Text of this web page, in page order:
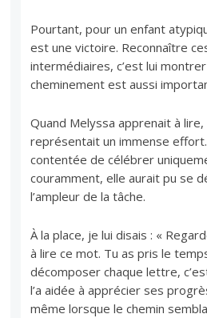
Pourtant, pour un enfant
est une victoire. Reconnaître
intermédiaires, c’est lui
cheminement est aussi
Quand Melyssa apprenait à
représentait un immense effort.
contentée de célébrer
couramment, elle aurait pu se
l’ampleur de la tâche.
À la place, je lui disais : «
à lire ce mot. Tu as pris le
décomposer chaque lettre,
l’a aidée à apprécier ses
même lorsque le chemin